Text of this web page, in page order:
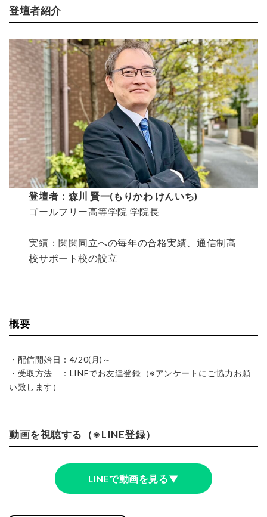
登壇者紹介
登壇者：森川 賢一(もりかわ けんいち)
ゴールフリー高等学院 学院長
実績：関関同立への毎年の合格実績、通信制高
校サポート校の設立
概要
・配信開始日：4/20(月)～
・受取方法 ：LINEでお友達登録（※アンケートにご協力お願
い致します）
動画を視聴する （※LINE登録）
LINEで動画を見る▼